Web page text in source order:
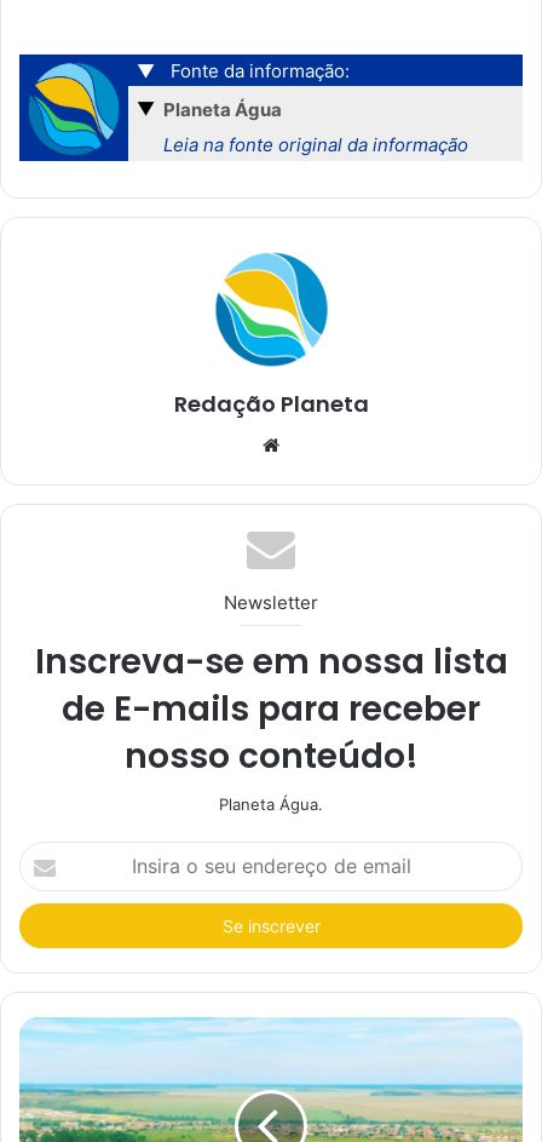
▼
Fonte da informação:
▼ Planeta Água
Leia na fonte original da informação
Redação Planeta
te
Newsletter
Inscreva-se em nossa lista
de E-mails para receber
nosso conteúdo!
Planeta Água.
I
n
i
r
a
o
s
u
e
d
e
r